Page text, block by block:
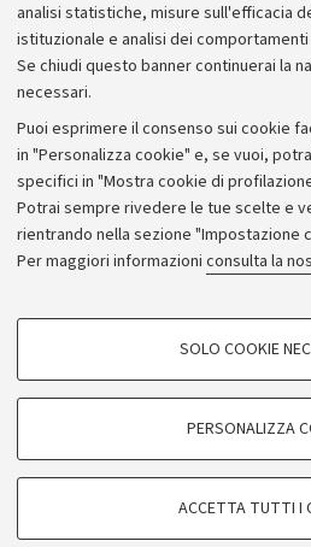
analisi statistiche, misure sull'efficacia
istituzionale e analisi dei
Se chiudi questo banner continuerai la
necessari.
Puoi esprimere il consenso sui cookie
in "Personalizza cookie" e, se vuoi,
specifici in "Mostra cookie di
Potrai sempre rivedere le tue scelte e
rientrando nella sezione "Impostazione
Per maggiori informazioni consulta la
COOKIE DI PROFILAZIONE -
COOKIE TECNICI - NECESSARI
SOLO COOKIE
PERSONALIZZA
ACCETTA TUTTI I
Archivio
Comunicati
Rassegna
© Copyright 2026 - ALMA MATER
Bologna - Via Zamboni, 33 - 40126
CF: